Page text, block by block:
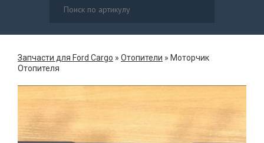
Запчасти для Ford Cargo » Отопители » Моторчик
Отопителя